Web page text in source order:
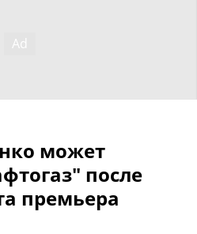
может
после
премьера